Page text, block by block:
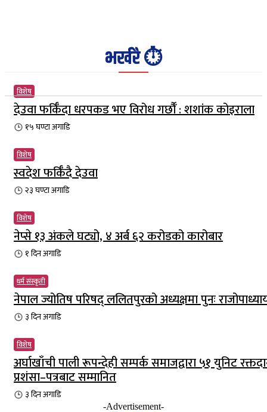
भर्खरै ⏱️
विशेष
देउवा फर्किँदा धरपकड भए विरोध गर्छौँं : शशांक कोइराला
१५ घण्टाअगाडि
विशेष
स्वदेश फर्किँदै देउवा
२३ घण्टाअगाडि
विशेष
नेप्से १३ अंकले घट्यो, ४ अर्ब ६२ करोडको कारोबार
१ दिनअगाडि
धर्म संस्कृती
नेपाल ज्योतिष परिषद् ललितपुरको अध्यक्षमा पुनः
३ दिनअगाडि
विशेष
अर्घाखाँची पाली रूपन्देही सम्पर्क समाजद्वारा ५१ युनिट
प्रशंसा–पत्रबाट सम्मानित
३ दिनअगाडि
-Advertisement-